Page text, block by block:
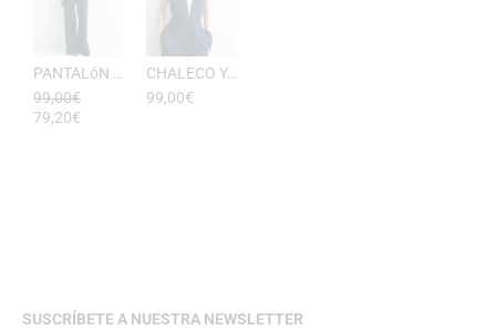
PANTALóN YUKATA MUJER RAYAS DE ESEOESE
99,00€
79,20€
CHALECO YUKATA MUJER DE RAYAS ESEOESE
99,00€
SUSCRÍBETE A NUESTRA NEWSLETTER